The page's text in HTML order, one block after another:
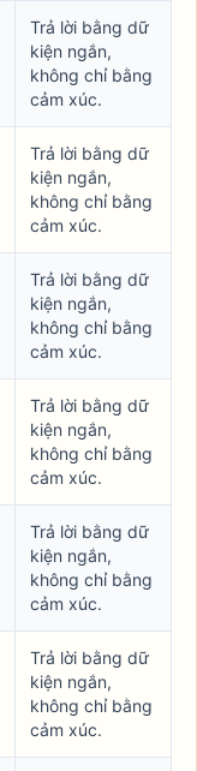
Trả lời bằng dữ
kiện ngắn,
không chỉ bằng
cảm xúc.
Trả lời bằng dữ
kiện ngắn,
không chỉ bằng
cảm xúc.
Trả lời bằng dữ
kiện ngắn,
không chỉ bằng
cảm xúc.
Trả lời bằng dữ
kiện ngắn,
không chỉ bằng
cảm xúc.
Trả lời bằng dữ
kiện ngắn,
không chỉ bằng
cảm xúc.
Trả lời bằng dữ
kiện ngắn,
không chỉ bằng
cảm xúc.